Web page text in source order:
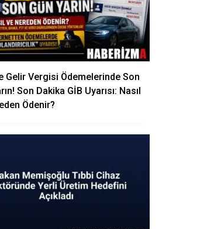
Gelir Vergisi Ödemelerinde Son
Son Dakika GİB Uyarısı: Nasıl
Ödenir?